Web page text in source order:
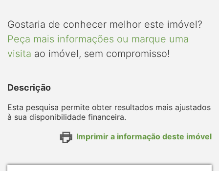
Gostaria de conhecer melhor este imóvel?
Peça mais informações ou marque uma
visita ao imóvel, sem compromisso!
Descrição
Esta pesquisa permite obter resultados mais ajustados
à sua disponibilidade financeira.
Imprimir a informação deste imóvel